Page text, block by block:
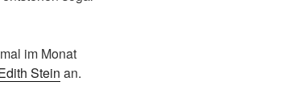
im Monat
Stein an.